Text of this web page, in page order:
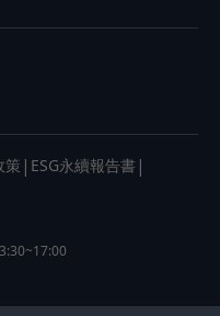
策 | ESG永續報告書 |